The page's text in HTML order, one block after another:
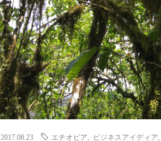
2017.08.23 エチオピア ビジネスアイディア